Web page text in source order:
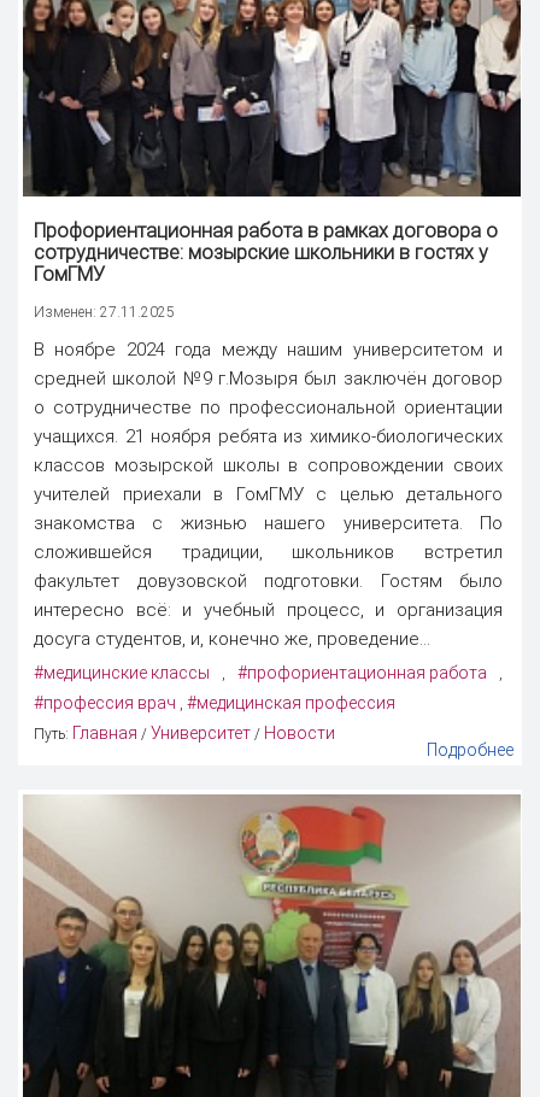
Профориентационная работа в рамках договора о
сотрудничестве: мозырские школьники в гостях у
ГомГМУ
Изменен: 27.11.2025
В ноябре 2024 года между нашим университетом и
средней школой №9 г.Мозыря был заключён договор
о сотрудничестве по профессиональной ориентации
учащихся. 21 ноября ребята из химико-биологических
классов мозырской школы в сопровождении своих
учителей приехали в ГомГМУ с целью детального
знакомства с жизнью нашего университета. По
сложившейся традиции, школьников встретил
факультет довузовской подготовки. Гостям было
интересно всё: и учебный процесс, и организация
досуга студентов, и, конечно же, проведение...
#медицинские классы #профориентационная работа
#профессия врач #медицинская профессия
Путь: Главная / Университет / Новости
Подробнее